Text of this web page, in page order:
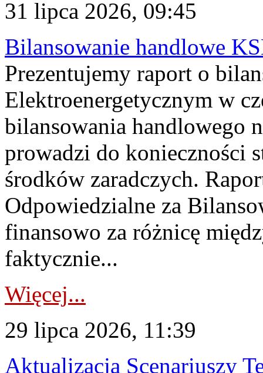
31 lipca 2026, 09:45
Bilansowanie handlowe
Prezentujemy raport o
Elektroenergetycznym w
bilansowania handlowego
prowadzi do konieczności
środków zaradczych.
Odpowiedzialne za
finansowo za różnicę
faktycznie...
Więcej...
29 lipca 2026, 11:39
Aktualizacja Scenariuszy